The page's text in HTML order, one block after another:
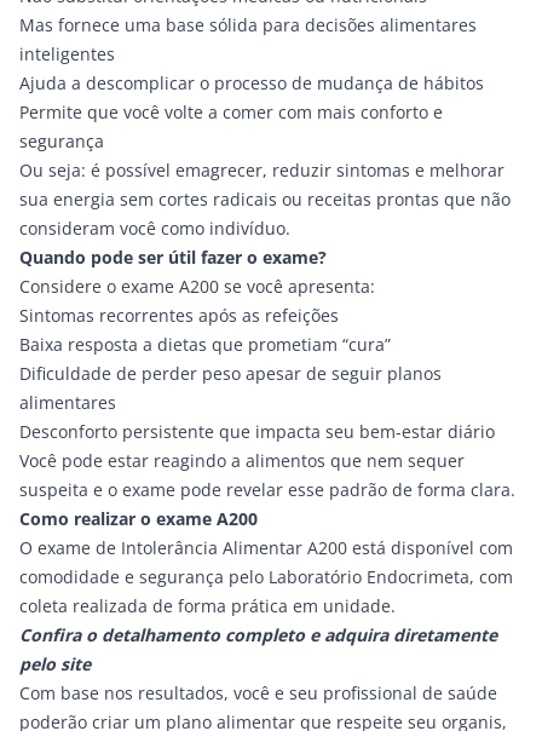
Mas fornece uma base sólida para decisões alimentares
inteligentes
Ajuda a descomplicar o processo de mudança de hábitos
Permite que você volte a comer com mais conforto e
segurança
Ou seja: é possível emagrecer, reduzir sintomas e melhorar
sua energia sem cortes radicais ou receitas prontas que não
consideram você como indivíduo.
Quando pode ser útil fazer o exame?
Considere o exame A200 se você apresenta:
Sintomas recorrentes após as refeições
Baixa resposta a dietas que prometiam “cura”
Dificuldade de perder peso apesar de seguir planos
alimentares
Desconforto persistente que impacta seu bem-estar diário
Você pode estar reagindo a alimentos que nem sequer
suspeita e o exame pode revelar esse padrão de forma clara.
Como realizar o exame A200
O exame de Intolerância Alimentar A200 está disponível com
comodidade e segurança pelo Laboratório Endocrimeta, com
coleta realizada de forma prática em unidade.
Confira o detalhamento completo e adquira diretamente
pelo site
Com base nos resultados, você e seu profissional de saúde
poderão criar um plano alimentar que respeite seu organis,